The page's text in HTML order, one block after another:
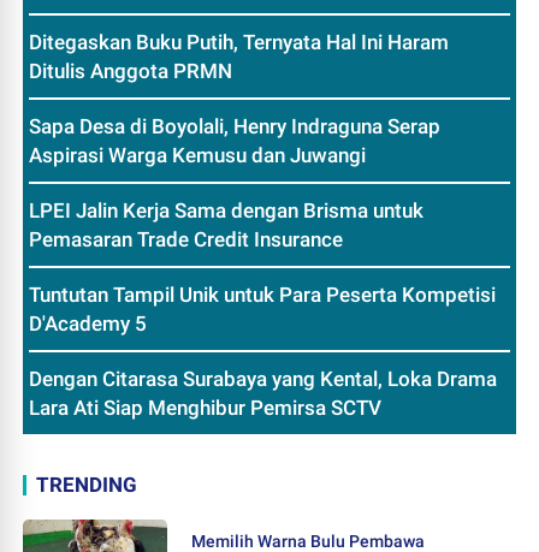
Ditegaskan Buku Putih, Ternyata Hal Ini Haram
Ditulis Anggota PRMN
Sapa Desa di Boyolali, Henry Indraguna Serap
Aspirasi Warga Kemusu dan Juwangi
LPEI Jalin Kerja Sama dengan Brisma untuk
Pemasaran Trade Credit Insurance
Tuntutan Tampil Unik untuk Para Peserta Kompetisi
D'Academy 5
Dengan Citarasa Surabaya yang Kental, Loka Drama
Lara Ati Siap Menghibur Pemirsa SCTV
TRENDING
Memilih Warna Bulu Pembawa